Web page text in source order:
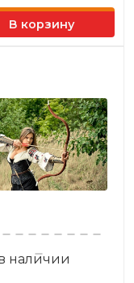
В корзину
наличии